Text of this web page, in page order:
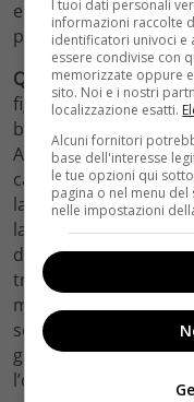
e poi ruba dei soldi
promessa di tornare
Quinta puntata.Rosy
figliol che sta per
bambino viene rapito
Abate viene
carcere dove
la memoria e con
la spingono a tentare
donna non faccia
trasferita in un
monastero dove
scopre che il suo
gravemente infermo,
l’ospedale
I tuoi dati personali
informazioni raccolte
identificatori univoci
essere condivise con
memorizzate oppure
sito. Noi e i nostri
localizzazione esatti.
Alcuni fornitori
base dell'interesse
le tue opzioni qui
pagina o nel menu
nelle impostazioni